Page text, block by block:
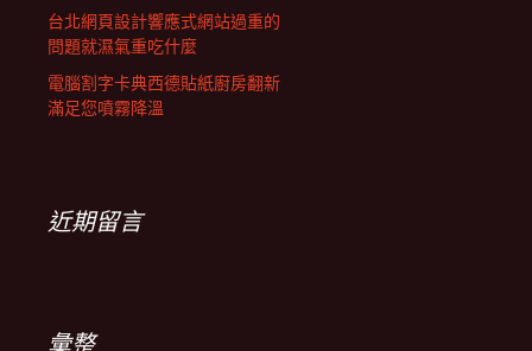
台北網頁設計響應式網站過重的
問題就濕氣重吃什麼
電腦割字卡典西德貼紙廚房翻新
滿足您噴霧降溫
近期留言
彙整